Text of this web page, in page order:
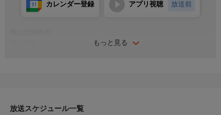
もっと見る
カレンダー登録 アプリ視聴 放送前
に乗じて縄張りを得る。
放送スケジュール一覧